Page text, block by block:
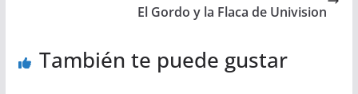
El Gordo y la Flaca de Univision
También te puede gustar